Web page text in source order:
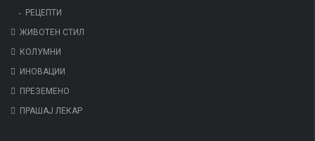
РЕЦЕПТИ
ЖИВОТЕН СТИЛ
КОЛУМНИ
ИНОВАЦИИ
ПРЕЗЕМЕНО
ПРАШАЈ ЛЕКАР